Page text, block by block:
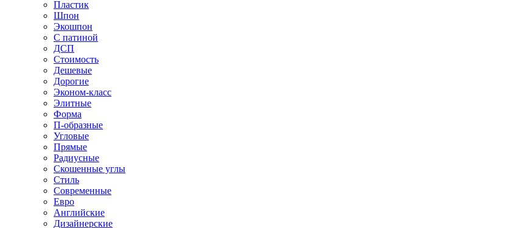
Пластик
Шпон
Экошпон
С патиной
ДСП
Стоимость
Дешевые
Дорогие
Эконом-класс
Элитные
Форма
П-образные
Угловые
Прямые
Радиусные
Скошенные углы
Стиль
Современные
Евро
Английские
Дизайнерские